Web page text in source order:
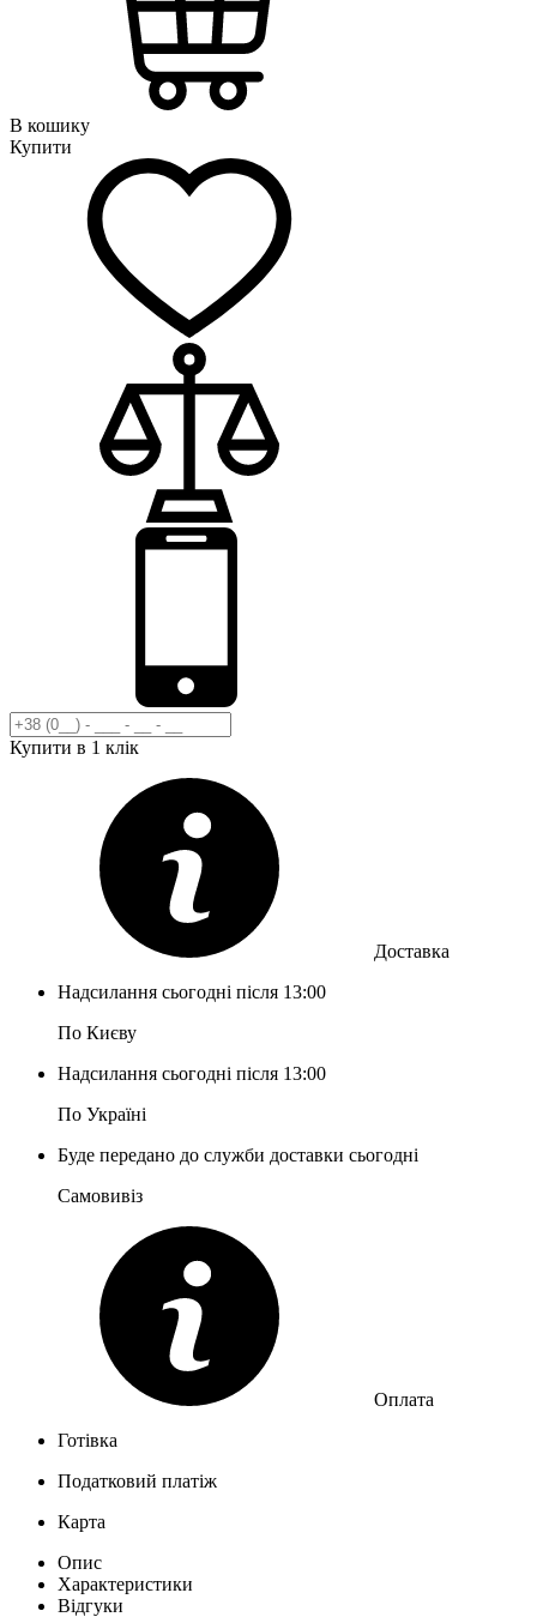
В кошику
Купити
Купити в 1 клік
Доставка
Надсилання сьогодні після 13:00
По Києву
Надсилання сьогодні після 13:00
По Україні
Буде передано до служби доставки сьогодні
Самовивіз
Оплата
Готівка
Податковий платіж
Карта
Опис
Характеристики
Відгуки